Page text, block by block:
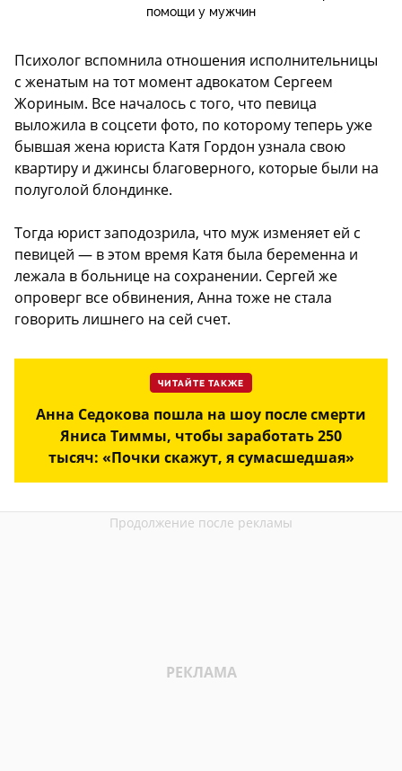
помощи у мужчин
Психолог вспомнила отношения исполнительницы
с женатым на тот момент адвокатом Сергеем
Жориным. Все началось с того, что певица
выложила в соцсети фото, по которому теперь уже
бывшая жена юриста Катя Гордон узнала свою
квартиру и джинсы благоверного, которые были на
полуголой блондинке.
Тогда юрист заподозрила, что муж изменяет ей с
певицей — в этом время Катя была беременна и
лежала в больнице на сохранении. Сергей же
опроверг все обвинения, Анна тоже не стала
говорить лишнего на сей счет.
ЧИТАЙТЕ ТАКЖЕ
Анна Седокова пошла на шоу после смерти
Яниса Тиммы, чтобы заработать 250
тысяч: «Почки скажут, я сумасшедшая»